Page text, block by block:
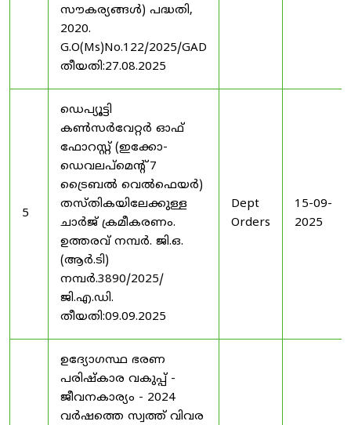
സൗകര്യങ്ങൾ) പദ്ധതി,
2020.
G.O(Ms)No.122/2025/GAD
തീയതി:27.08.2025
5
ഡെപ്യൂട്ടി
കൺസർവേറ്റർ ഓഫ്
ഫോറസ്റ്റ് (ഇക്കോ-
ഡെവലപ്മെന്റ് 7
ട്രൈബൽ വെൽഫെയർ)
തസ്തികയിലേക്കുള്ള
ചാർജ് ക്രമീകരണം.
ഉത്തരവ് നമ്പർ. ജി.ഒ.
(ആർ.ടി)
നമ്പർ.3890/2025/
ജി.എ.ഡി.
തീയതി:09.09.2025
Dept
Orders
15-09-
2025
ഉദ്യോഗസ്ഥ ഭരണ
പരിഷ്കാര വകുപ്പ് -
ജീവനകാര്യം - 2024
വർഷത്തെ സ്വത്ത് വിവര